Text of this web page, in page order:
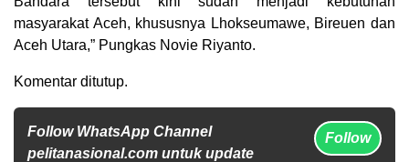
masyarakat Aceh, khususnya Lhokseumawe, Bireuen dan
Aceh Utara,” Pungkas Novie Riyanto.
Komentar ditutup.
Follow WhatsApp Channel
pelitanasional.com untuk update
Follow